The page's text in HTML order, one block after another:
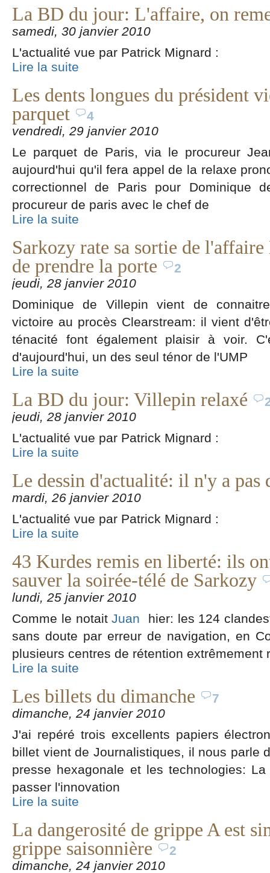
La BD du jour: L'affaire, on
samedi, 30 janvier 2010
L'actualité vue par Patrick Mignard :
Lire la suite
Les dents longues du président
parquet
4
vendredi, 29 janvier 2010
Le parquet de Paris, via le procureur
aujourd'hui qu'il fera appel de la relaxe
correctionnel de Paris pour Dominique
procureur de paris avec le chef de
Lire la suite
Sarkozy rate sa sortie de
de prendre la porte
2
jeudi, 28 janvier 2010
Dominique de Villepin vient de
victoire au procès Clearstream: il vient
ténacité font également plaisir à voir.
d'aujourd'hui, un des seul ténor de l'UMP
Lire la suite
La BD du jour: Villepin relaxé
jeudi, 28 janvier 2010
L'actualité vue par Patrick Mignard :
Lire la suite
Le dessin d'actualité: il n'y a pas
mardi, 26 janvier 2010
L'actualité vue par Patrick Mignard :
Lire la suite
43 Kurdes remis en liberté: ils
sauver la soirée-télé de Sarkozy
lundi, 25 janvier 2010
Comme le notaitJuan
hier: les 124
sans doute par erreur de navigation, en
plusieurs centres de rétention extrêmement
Lire la suite
Les billets du dimanche
7
dimanche, 24 janvier 2010
J'ai repéré trois excellents papiers
billet vient de Journalistiques, il nous parle
presse hexagonale et les technologies:
passer l'innovation
Lire la suite
La dangerosité de grippe A est
grippe saisonnière
2
dimanche, 24 janvier 2010